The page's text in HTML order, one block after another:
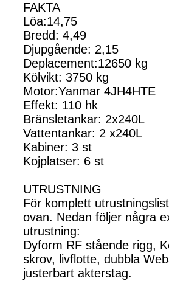
FAKTA
Löa:14,75
Bredd: 4,49
Djupgående: 2,15
Deplacement:12650 kg
Kölvikt: 3750 kg
Motor:Yanmar 4JH4HTE
Effekt: 110 hk
Bränsletankar: 2x240L
Vattentankar: 2 x240L
Kabiner: 3 st
Kojplatser: 6 st
UTRUSTNING
För komplett
ovan. Nedan följer några
utrustning:
Dyform RF stående rigg,
skrov, livflotte, dubbla
justerbart akterstag.